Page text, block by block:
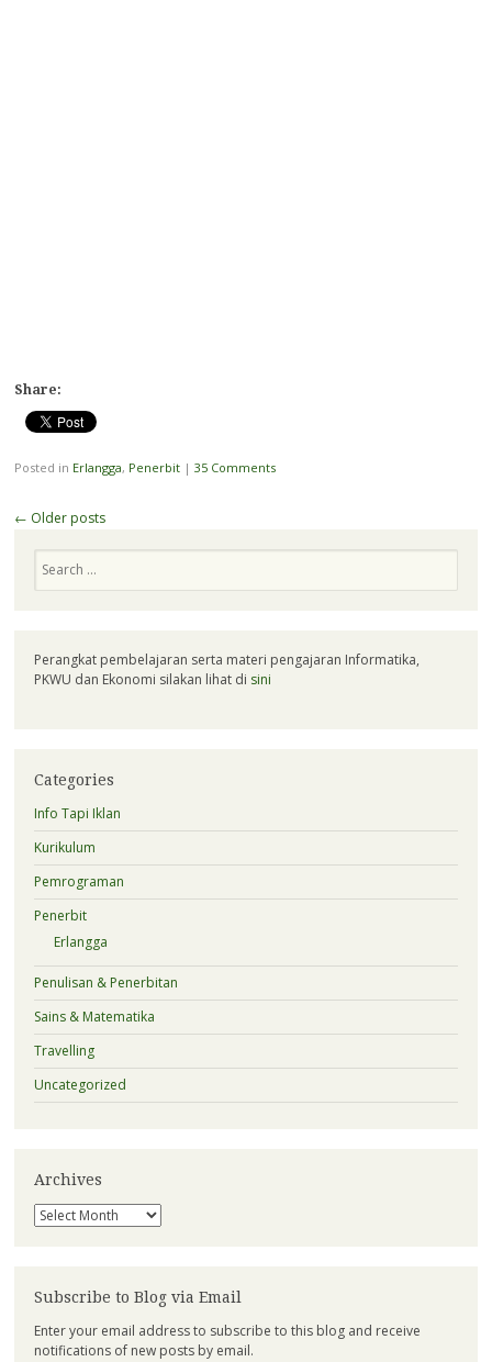
Share:
Posted in Erlangga, Penerbit | 35 Comments
Post
← Older posts
Perangkat pembelajaran serta materi pengajaran Informatika,
PKWU dan Ekonomi silakan lihat di sini
Categories
Info Tapi Iklan
Kurikulum
Pemrograman
Penerbit
Erlangga
Penulisan & Penerbitan
Sains & Matematika
Travelling
Uncategorized
Archives
Archives
Subscribe to Blog via Email
Enter your email address to subscribe to this blog and receive
notifications of new posts by email.